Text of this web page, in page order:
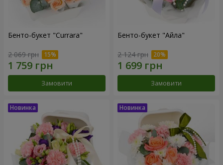
Бенто-букет "Currara"
2 069 грн
Замовити
Бенто-букет "Айла"
2 124 грн
Замовити